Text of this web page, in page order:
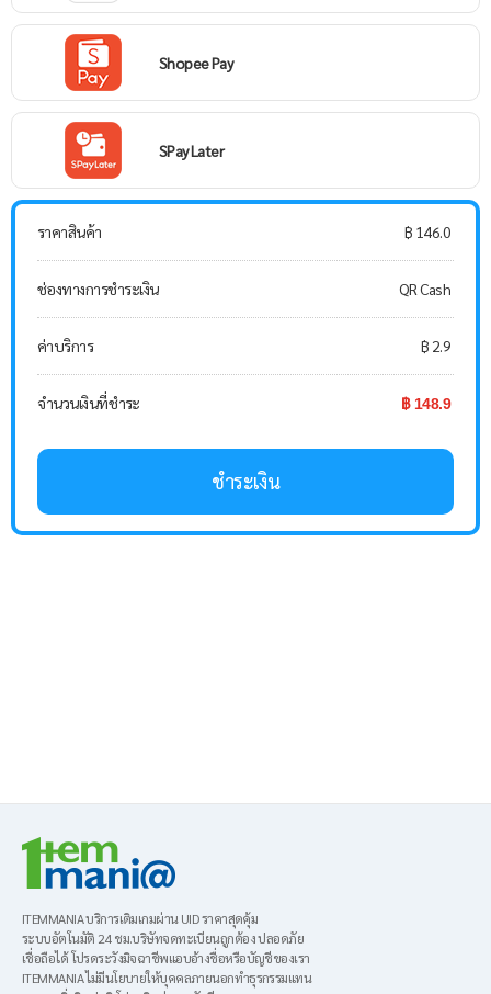
Shopee Pay
SPay Later
ราคาสินค้า ฿ 146.0
ช่องทางการชำระเงิน QR Cash
ค่าบริการ ฿ 2.9
จำนวนเงินที่ชำระ ฿ 148.9
ชำระเงิน
ITEMMANIA บริการเติมเกมผ่าน UID ราคาสุดคุ้ม
ระบบอัตโนมัติ 24 ชม.บริษัทจดทะเบียนถูกต้อง ปลอดภัย
เชื่อถือได้ โปรดระวังมิจฉาชีพแอบอ้างชื่อหรือบัญชีของเรา
ITEMMANIA ไม่มีนโยบายให้บุคคลภายนอกทำธุรกรรมแทน